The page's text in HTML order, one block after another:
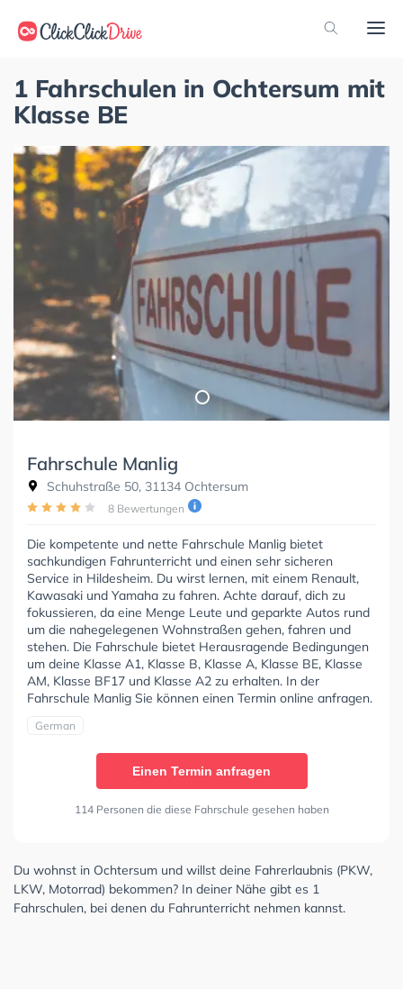
1 Fahrschulen in Ochtersum mit
Klasse BE
Fahrschule Manlig
Schuhstraße 50, 31134 Ochtersum
8 Bewertungen
Die kompetente und nette Fahrschule Manlig bietet
sachkundigen Fahrunterricht und einen sehr sicheren
Service in Hildesheim. Du wirst lernen, mit einem Renault,
Kawasaki und Yamaha zu fahren. Achte darauf, dich zu
fokussieren, da eine Menge Leute und geparkte Autos rund
um die nahegelegenen Wohnstraßen gehen, fahren und
stehen. Die Fahrschule bietet Herausragende Bedingungen
um deine Klasse A1, Klasse B, Klasse A, Klasse BE, Klasse
AM, Klasse BF17 und Klasse A2 zu erhalten. In der
Fahrschule Manlig Sie können einen Termin online anfragen.
German
Einen Termin anfragen
114 Personen die diese Fahrschule gesehen haben
Du wohnst in Ochtersum und willst deine Fahrerlaubnis (PKW,
LKW, Motorrad) bekommen? In deiner Nähe gibt es 1
Fahrschulen, bei denen du Fahrunterricht nehmen kannst.